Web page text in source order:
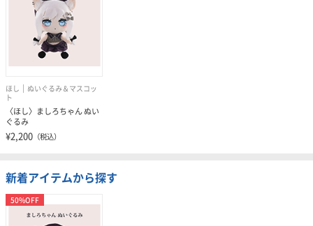
ほし
ぬいぐるみ＆マスコッ
ト
〈ほし〉ましろちゃん ぬい
ぐるみ
¥2,200 （税込）
新着アイテムから探す
50%OFF